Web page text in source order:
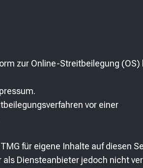
zur Online-Streitbeilegung (OS)
vor einer
für eigene Inhalte auf diesen
Diensteanbieter jedoch nicht